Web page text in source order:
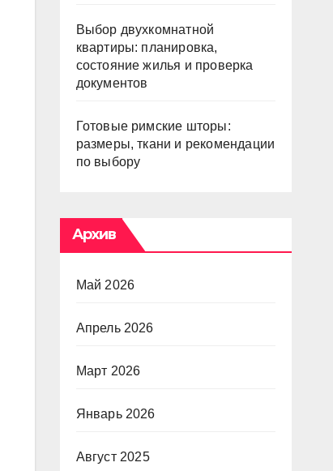
Выбор двухкомнатной
квартиры: планировка,
состояние жилья и проверка
документов
Готовые римские шторы:
размеры, ткани и рекомендации
по выбору
Архив
Май 2026
Апрель 2026
Март 2026
Январь 2026
Август 2025